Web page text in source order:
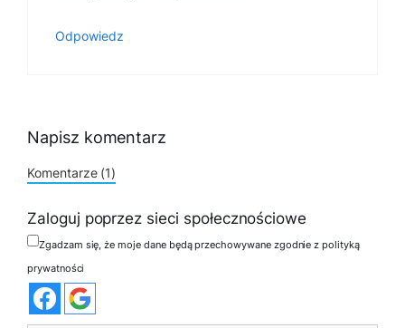
Odpowiedz
Napisz komentarz
Komentarze (1)
Zaloguj poprzez sieci społecznościowe
Zgadzam się, że moje dane będą przechowywane zgodnie z polityką
prywatności